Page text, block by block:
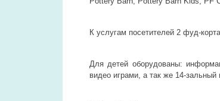
К услугам посетителей 2 фуд-
Для детей оборудованы:
видео играми, а так же 14-зальный